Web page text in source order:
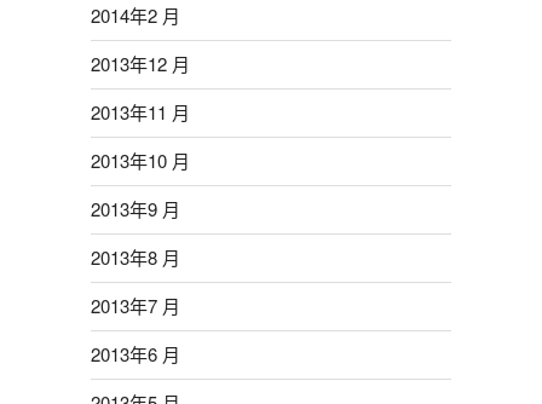
2014年2 月
2013年12 月
2013年11 月
2013年10 月
2013年9 月
2013年8 月
2013年7 月
2013年6 月